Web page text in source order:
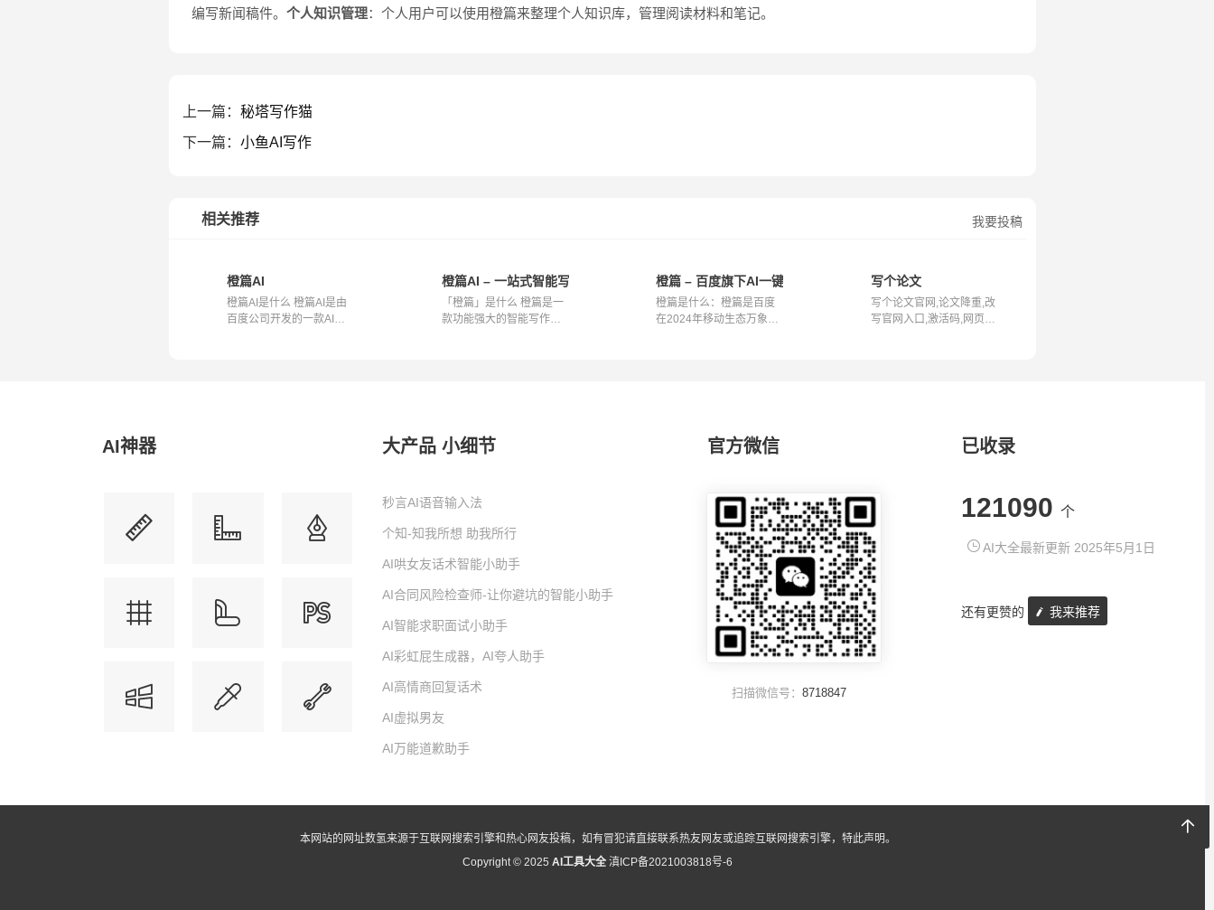
编写新闻稿件。 个人知识管理：个人用户可以使用橙篇来整理个人知识库，管理阅读材料和笔记。
上一篇： 秘塔写作猫
下一篇： 小鱼AI写作
我要投稿
相关推荐
橙篇AI
橙篇AI是什么 橙篇AI是由
百度公司开发的一款AI原
橙篇AI – 一站式智能写作与文档处理平台
「橙篇」是什么 橙篇是一
款功能强大的智能写作与
橙篇 – 百度旗下AI一键成篇工具
橙篇是什么：橙篇是百度
在2024年移动生态万象大
写个论文
写个论文官网,论文降重,改
写官网入口,激活码,网页版
AI神器 大产品 小细节
秒言AI语音输入法
个知-知我所想 助我所行
AI哄女友话术智能小助手
AI合同风险检查师-让你避坑的智能小助手
AI智能求职面试小助手
AI彩虹屁生成器，AI夸人助手
AI高情商回复话术
AI虚拟男友
AI万能道歉助手
官方微信
扫描微信号：8718847
已收录
121090 个
AI大全最新更新 2025年5月1日
还有更赞的 我来推荐
本网站的网址数氢来源于互联网搜索引擎和热心网友投稿，如有冒犯请直接联系热友网友或追踪互联网搜索引擎，特此声明。
Copyright © 2025AI工具大全滇ICP备2021003818号-6